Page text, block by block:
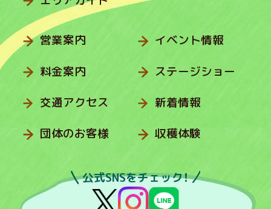
営業案内
料金案内
交通アクセス
団体のお客様
イベント情報
ステージショー
新着情報
収穫体験
公式SNSをチェック！